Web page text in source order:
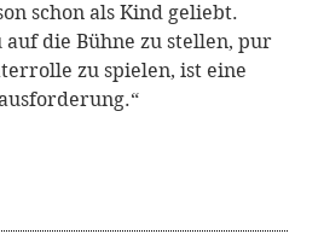
schon als Kind geliebt.
die Bühne zu stellen, pur
zu spielen, ist eine